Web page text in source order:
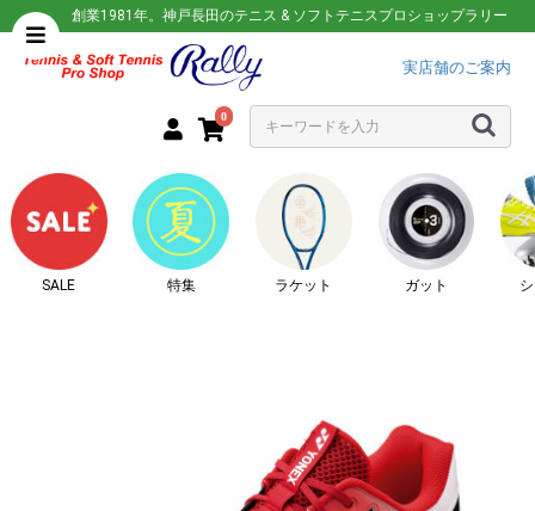
創業1981年。神戸長田のテニス & ソフトテニスプロショップラリー
実店舗のご案内
0
SALE 特集 ラケット ガット